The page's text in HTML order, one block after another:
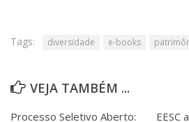
Tags: diversidade e-books
VEJA TAMBÉM ...
Processo Seletivo Aberto:
EESC